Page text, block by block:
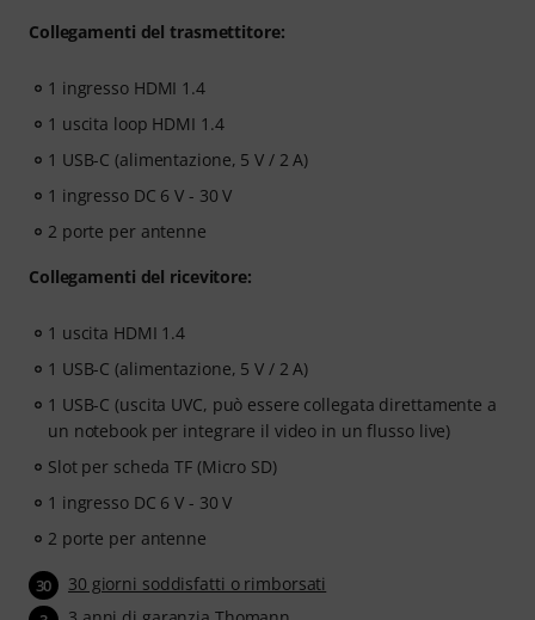
Collegamenti del trasmettitore:
1 ingresso HDMI 1.4
1 uscita loop HDMI 1.4
1 USB-C (alimentazione, 5 V / 2 A)
1 ingresso DC 6 V - 30 V
2 porte per antenne
Collegamenti del ricevitore:
1 uscita HDMI 1.4
1 USB-C (alimentazione, 5 V / 2 A)
1 USB-C (uscita UVC, può essere collegata direttamente a
un notebook per integrare il video in un flusso live)
Slot per scheda TF (Micro SD)
1 ingresso DC 6 V - 30 V
2 porte per antenne
30 30 giorni soddisfatti o rimborsati